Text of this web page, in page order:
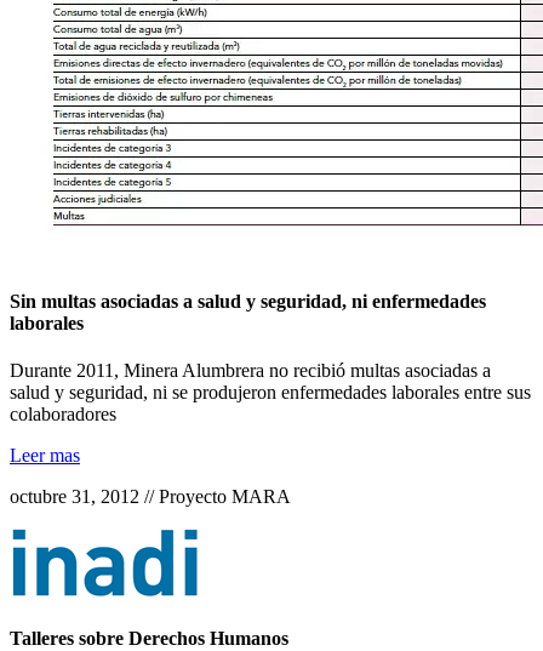
Sin multas asociadas a salud y seguridad, ni enfermedades
laborales
Durante 2011, Minera Alumbrera no recibió multas asociadas a
salud y seguridad, ni se produjeron enfermedades laborales entre sus
colaboradores
Leer mas
octubre 31, 2012 // Proyecto MARA
Talleres sobre Derechos Humanos